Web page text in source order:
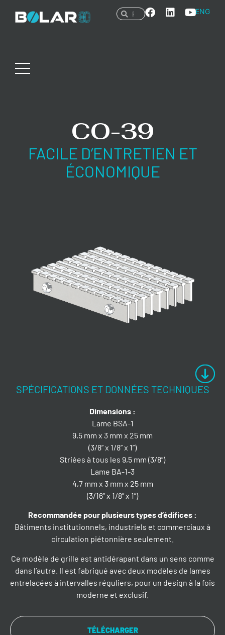
ENG
CO-39
FACILE D’ENTRETIEN ET
ÉCONOMIQUE
SPÉCIFICATIONS ET DONNÉES TECHNIQUES
Dimensions :
Lame BSA-1
9,5 mm x 3 mm x 25 mm
(3/8” x 1/8” x 1”)
Striées à tous les 9,5 mm (3/8”)
Lame BA-1-3
4,7 mm x 3 mm x 25 mm
(3/16” x 1/8” x 1”)
Recommandée pour plusieurs types d’édifices :
Bâtiments institutionnels, industriels et commerciaux à
circulation piétonnière seulement.
Ce modèle de grille est antidérapant dans un sens comme
dans l’autre. Il est fabriqué avec deux modèles de lames
entrelacées à intervalles réguliers, pour un design à la fois
moderne et exclusif.
TÉLÉCHARGER